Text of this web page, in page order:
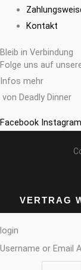
Kontakt
Bleib in Verbindung
Folge uns auf
Infos mehr
von Deadly Dinner
Facebook Instagram
VERTRAG
login
Username or Email